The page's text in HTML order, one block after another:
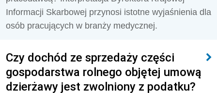
Informacji Skarbowej przynosi istotne wyjaśnienia dla
osób pracujących w branży medycznej.
Czy dochód ze sprzedaży części
gospodarstwa rolnego objętej umową
dzierżawy jest zwolniony z podatku?